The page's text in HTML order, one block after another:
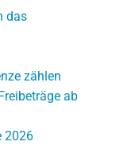
das
zählen
ab
2026